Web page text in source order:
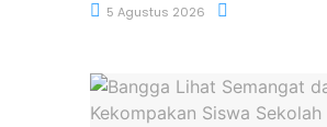
5 Agustus 2026